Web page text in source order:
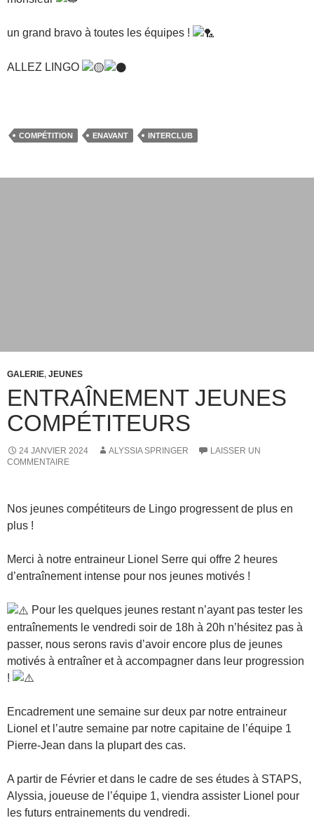
un grand bravo à toutes les équipes !
ALLEZ LINGO
COMPÉTITION ENAVANT INTERCLUB
GALERIE, JEUNES
ENTRAÎNEMENT JEUNES
COMPÉTITEURS
24 JANVIER 2024 ALYSSIA SPRINGER
LAISSER UN
COMMENTAIRE
Nos jeunes compétiteurs de Lingo progressent de plus en
plus !
Merci à notre entraineur Lionel Serre qui offre 2 heures
d’entraînement intense pour nos jeunes motivés !
Pour les quelques jeunes restant n’ayant pas tester les
entraînements le vendredi soir de 18h à 20h n’hésitez pas à
passer, nous serons ravis d’avoir encore plus de jeunes
motivés à entraîner et à accompagner dans leur progression
!
Encadrement une semaine sur deux par notre entraineur
Lionel et l’autre semaine par notre capitaine de l’équipe 1
Pierre-Jean dans la plupart des cas.
A partir de Février et dans le cadre de ses études à STAPS,
Alyssia, joueuse de l’équipe 1, viendra assister Lionel pour
les futurs entrainements du vendredi.